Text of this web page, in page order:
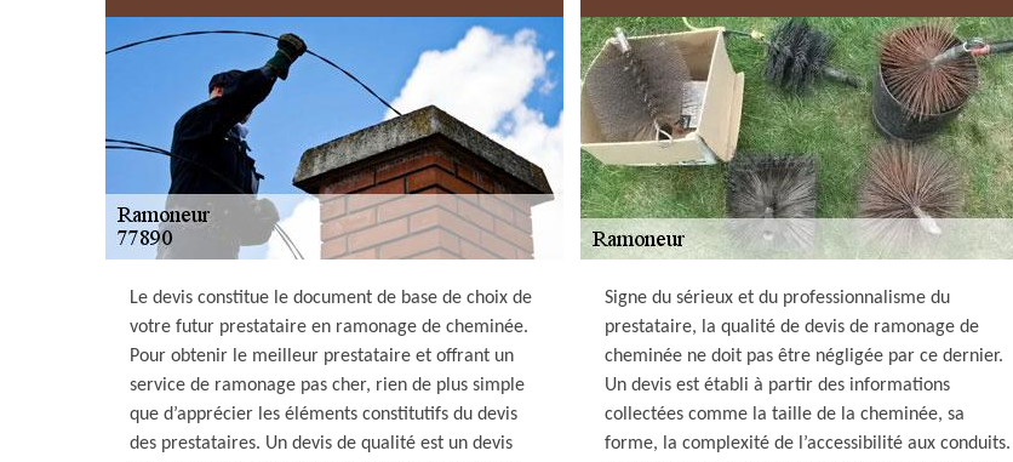
Le devis constitue le document de base de choix de
votre futur prestataire en ramonage de cheminée.
Pour obtenir le meilleur prestataire et offrant un
service de ramonage pas cher, rien de plus simple
que d’apprécier les éléments constitutifs du devis
des prestataires. Un devis de qualité est un devis
Signe du sérieux et du professionnalisme du
prestataire, la qualité de devis de ramonage de
cheminée ne doit pas être négligée par ce dernier.
Un devis est établi à partir des informations
collectées comme la taille de la cheminée, sa
forme, la complexité de l’accessibilité aux conduits.